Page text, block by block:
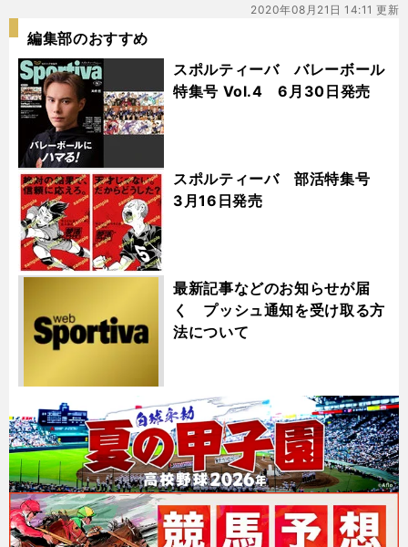
2020年08月21日 14:11 更新
編集部のおすすめ
スポルティーバ バレーボール
特集号 Vol.4 6月30日発売
スポルティーバ 部活特集号
3月16日発売
最新記事などのお知らせが届
く プッシュ通知を受け取る方
法について